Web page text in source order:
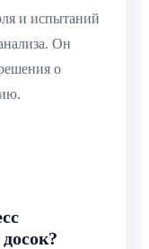
и испытаний
Он
о